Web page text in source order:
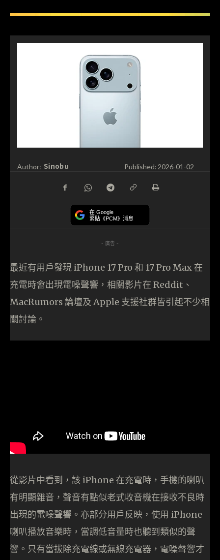
Author: Sinobu Published: 2026-01-02
在 Google
緊貼《PCM》消息
- 廣告 -
最近有用戶發現 iPhone 17 Pro 和 17 Pro Max 在
充電時會出現電噪聲響，相關影片在 Reddit、
MacRumors 論壇及 Apple 支援社群皆引起不少相
關討論。
從影片中看到，該 iPhone 在充電時，手機的喇叭
有明顯雜音，聲音有點似老式收音機在接收不良時
出現的電噪聲響。亦部分用戶反映，使用 iPhone
喇叭播放音樂時，當調低音量時也聽到類似的聲
響。只有當拔除充電線或無線充電器，電噪聲響才